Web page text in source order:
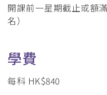
開課前一星期截止或額
名）
學費
每科 HK$840